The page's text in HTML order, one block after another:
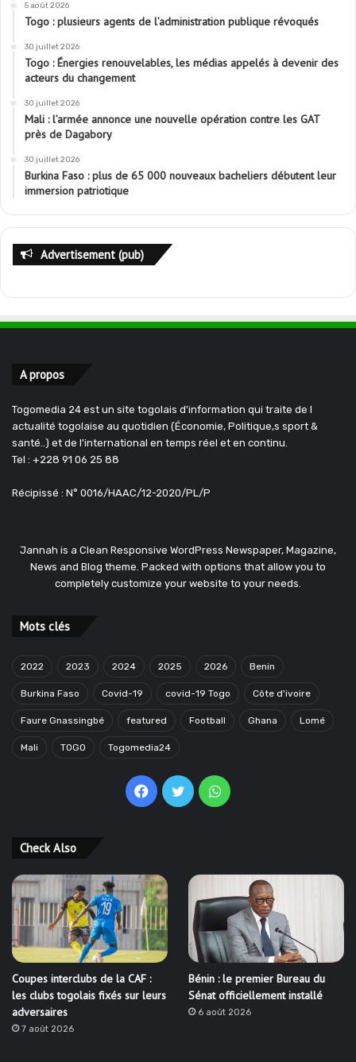
5 août 2026
Togo : plusieurs agents de l’administration publique révoqués
30 juillet 2026
Togo : Énergies renouvelables, les médias appelés à devenir des
acteurs du changement
30 juillet 2026
Mali : l’armée annonce une nouvelle opération contre les GAT
près de Dagabory
30 juillet 2026
Burkina Faso : plus de 65 000 nouveaux bacheliers débutent leur
immersion patriotique
Advertisement (pub)
A propos
Togomedia 24 est un site togolais d'information qui traite de l
actualité togolaise au quotidien (Économie, Politique,s sport &
santé..) et de l'international en temps réel et en continu.
Tel : +228 91 06 25 88
Récipissé : N° 0016/HAAC/12-2020/PL/P
Jannah is a Clean Responsive WordPress Newspaper, Magazine,
News and Blog theme. Packed with options that allow you to
completely customize your website to your needs.
Mots clés
2022 2023 2024 2025 2026 Benin
Burkina Faso Covid-19 covid-19 Togo Côte d'ivoire
Faure Gnassingbé featured Football Ghana Lomé
Mali TOGO Togomedia24
Facebook
TwitterWhatsApp
Check Also
Coupes interclubs de la CAF :
les clubs togolais fixés sur leurs
adversaires
7 août 2026
Bénin : le premier Bureau du
Sénat officiellement installé
6 août 2026